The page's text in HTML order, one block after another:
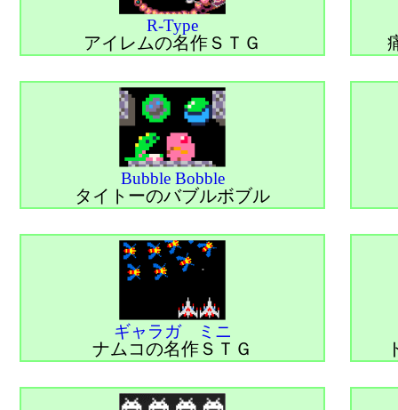
R-Type
アイレムの名作ＳＴＧ
Bubble Bobble
タイトーのバブルボブル
ギャラガ ミニ
ナムコの名作ＳＴＧ